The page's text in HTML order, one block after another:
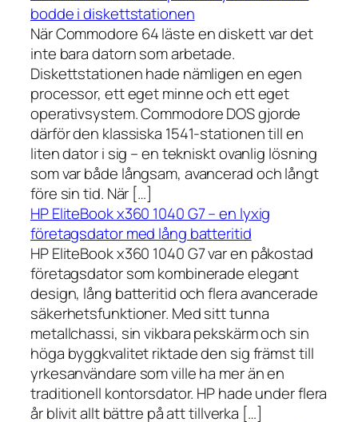
bodde i diskettstationen
När Commodore 64 läste en diskett var det
inte bara datorn som arbetade.
Diskettstationen hade nämligen en egen
processor, ett eget minne och ett eget
operativsystem. Commodore DOS gjorde
därför den klassiska 1541-stationen till en
liten dator i sig – en tekniskt ovanlig lösning
som var både långsam, avancerad och långt
före sin tid. När […]
HP EliteBook x360 1040 G7 – en lyxig
företagsdator med lång batteritid
HP EliteBook x360 1040 G7 var en påkostad
företagsdator som kombinerade elegant
design, lång batteritid och flera avancerade
säkerhetsfunktioner. Med sitt tunna
metallchassi, sin vikbara pekskärm och sin
höga byggkvalitet riktade den sig främst till
yrkesanvändare som ville ha mer än en
traditionell kontorsdator. HP hade under flera
år blivit allt bättre på att tillverka […]